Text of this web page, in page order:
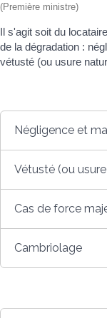
(Première ministre)
Il s'agit soit du
de la dégradation :
vétusté (ou usure
Négligence et
Vétusté (ou
Cas de force
Cambriolage